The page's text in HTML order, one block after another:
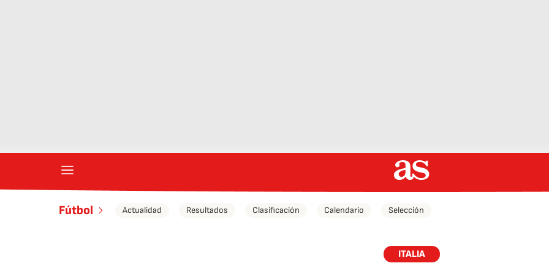
Fútbol Actualidad Resultados Clasificación Calendario Selección
ITALIA